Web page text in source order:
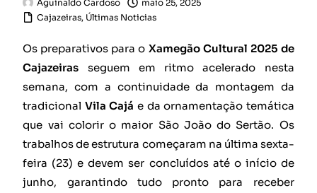
Aguinaldo Cardoso
maio 25, 2025
Cajazeiras, Últimas Noticias
Os preparativos para o Xamegão Cultural 2025 de
Cajazeiras seguem em ritmo acelerado nesta
semana, com a continuidade da montagem da
tradicional Vila Cajá e da ornamentação temática
que vai colorir o maior São João do Sertão. Os
trabalhos de estrutura começaram na última sexta-
feira (23) e devem ser concluídos até o início de
junho, garantindo tudo pronto para receber